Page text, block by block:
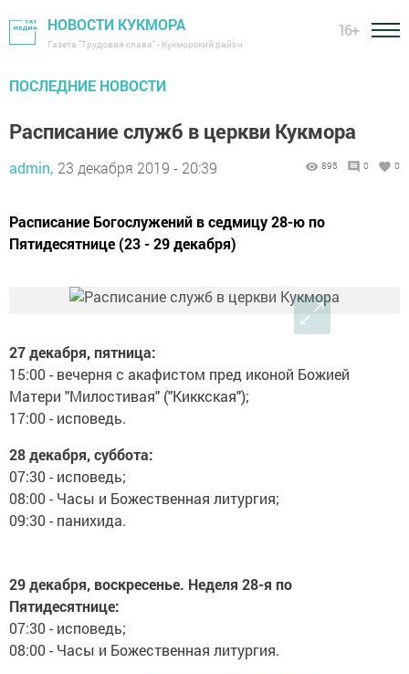
НОВОСТИ КУКМОРА
Газета "Трудовая слава" - Кукморский район
16+
ПОСЛЕДНИЕ НОВОСТИ
Расписание служб в церкви Кукмора
admin, 23 декабря 2019 - 20:39 895 0 0
Расписание Богослужений в седмицу 28-ю по
Пятидесятнице (23 - 29 декабря)
27 декабря, пятница:
15:00 - вечерня с акафистом пред иконой Божией
Матери "Милостивая" ("Киккская");
17:00 - исповедь.
28 декабря, суббота:
07:30 - исповедь;
08:00 - Часы и Божественная литургия;
09:30 - панихида.
29 декабря, воскресенье. Неделя 28-я по
Пятидесятнице:
07:30 - исповедь;
08:00 - Часы и Божественная литургия.